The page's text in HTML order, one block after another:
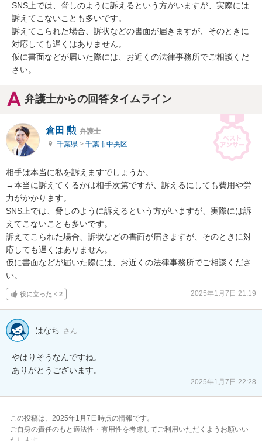
SNS上では、脅しのように訴えるという方がいますが、実際には
訴えてこないことも多いです。
訴えてこられた場合、訴状などの書面が届きますが、そのときに
対応しても遅くはありません。
仮に書面などが届いた際には、お近くの法律事務所でご相談くだ
さい。
弁護士からの回答タイムライン
倉田 勲 弁護士
千葉県 > 千葉市中央区
相手は本当に私を訴えますでしょうか。
→本当に訴えてくるかは相手次第ですが、訴えるにしても費用や労
力がかかります。
SNS上では、脅しのように訴えるという方がいますが、実際には訴
えてこないことも多いです。
訴えてこられた場合、訴状などの書面が届きますが、そのときに対
応しても遅くはありません。
仮に書面などが届いた際には、お近くの法律事務所でご相談くださ
い。
役に立った 2 2025年1月7日 21:19
はなち さん
やはりそうなんですね。
ありがとうございます。
2025年1月7日 22:28
この投稿は、2025年1月7日時点の情報です。
ご自身の責任のもと適法性・有用性を考慮してご利用いただくようお願いい